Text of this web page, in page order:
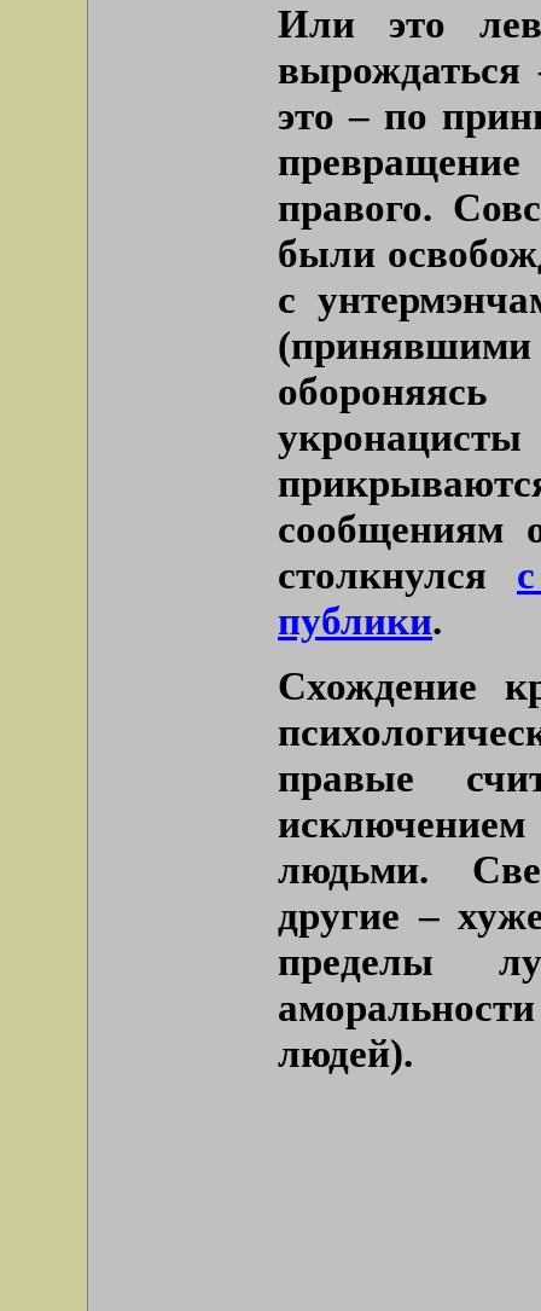
Или это
вырождаться
это – по
правого.
были
с
(принявшими
сообщениям
столкнулся
публики.
Схождение
правые
людьми.
другие –
пределы
людей).